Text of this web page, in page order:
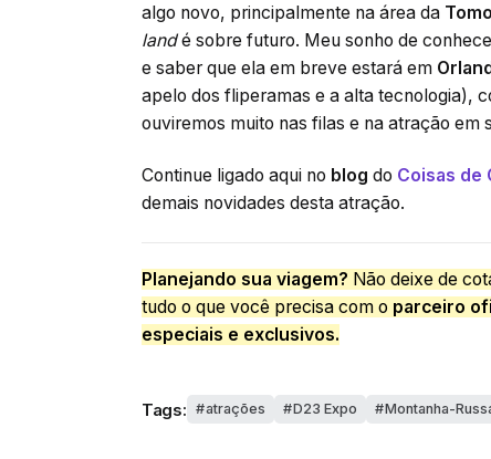
algo novo, principalmente na área da
landé sobre futuro. Meu sonho de
e saber que ela em breve estará em
apelo dos fliperamas e a alta tecnologia),
ouviremos muito nas filas e na atração em
Continue ligado aqui no blog do Coisas de
demais novidades desta atração.
Planejando sua viagem? Não deixe de
tudo o que você precisa com o parceiro
especiais e exclusivos.
Tags: atrações D23 Expo Montanha-